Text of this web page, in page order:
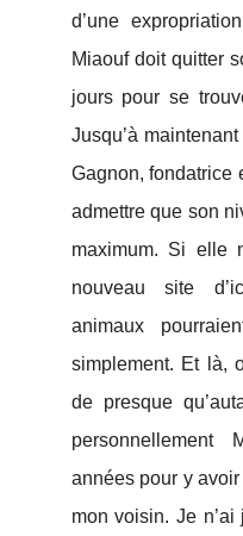
d’une
Miaouf doit quitter
jours pour se
Jusqu’à
Gagnon, fondatrice
admettre que son
maximum. Si elle
nouveau site
animaux
simplement. Et là,
de presque
personnellement
années pour y
mon voisin. Je